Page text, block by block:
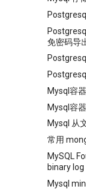
免密码导
Mysql容
Mysql容
Mysql 从
常用
MySQL
binary log
Mysql